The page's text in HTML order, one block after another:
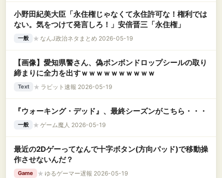
小野田紀美大臣「永住権じゃなくて永住許可な！権利では
ない。気をつけて発言しろ！」安倍晋三「永住権」
一般 ★ なんJ政治ネタまとめ 2026-05-19
【画像】愛知県警さん、偽ボンボンドロップシールの取り
締まりに全力を出すｗｗｗｗｗｗｗｗｗｗ
Text ★ ラビット速報 2026-05-19
『ウォーキング・デッド』、最終シーズンがこちら・・・
一般 ★ ゲーム魔人 2026-05-19
最近の2Dゲーってなんで十字ボタン(方向パッド)で移動操
作させないんだ？
Game ★ ゆるゲーマー遅報 2026-05-19